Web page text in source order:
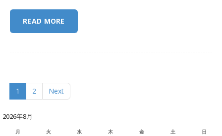
READ MORE
1 2 Next
2026年8月
月 火 水 木 金 土 日